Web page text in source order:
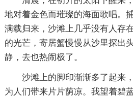
地对着金色而璀璨的海面歌唱。
满载归来，沙滩上几乎没有人存
的光芒，寄居蟹慢慢从沙里探出
静，去也热闹极了。
沙滩上的脚印渐渐多了起来
为人们带来片片荫凉。我望着碧